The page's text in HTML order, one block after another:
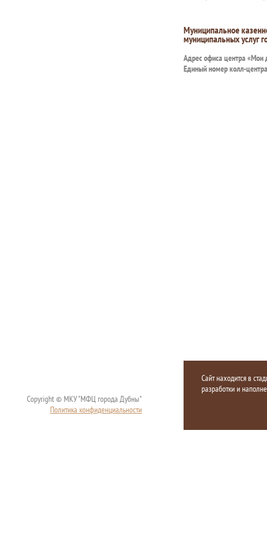
Муниципальное
муниципальных услуг
Адрес офиса центра «Мои
Единый номер колл-
Copyright © МКУ "МФЦ города Дубны"
Политика конфиденциальности
Сайт находится в
разработки и